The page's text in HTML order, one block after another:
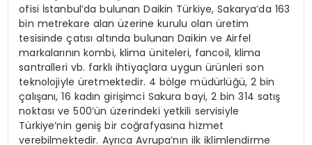
ofisi İstanbul’da bulunan Daikin Türkiye, Sakarya’da 163
bin metrekare alan üzerine kurulu olan üretim
tesisinde çatısı altında bulunan Daikin ve Airfel
markalarının kombi, klima üniteleri, fancoil, klima
santralleri vb. farklı ihtiyaçlara uygun ürünleri son
teknolojiyle üretmektedir. 4 bölge müdürlüğü, 2 bin
çalışanı, 16 kadın girişimci Sakura bayi, 2 bin 314 satış
noktası ve 500’ün üzerindeki yetkili servisiyle
Türkiye’nin geniş bir coğrafyasına hizmet
verebilmektedir. Ayrıca Avrupa’nın ilk iklimlendirme